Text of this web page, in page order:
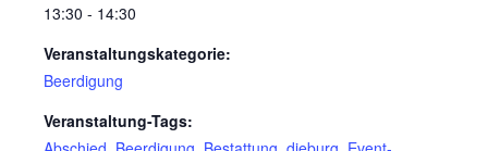
13:30 - 14:30
Veranstaltungskategorie:
Beerdigung
Veranstaltung-Tags: